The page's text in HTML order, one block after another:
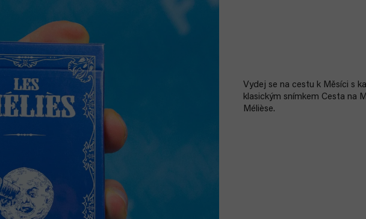
Vydej se na cestu k Měsíci s
klasickým snímkem Cesta na
Mélièse.